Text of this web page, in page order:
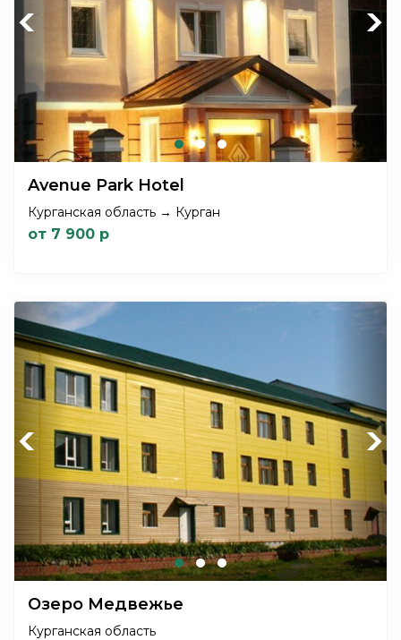
Previous Next
Avenue Park Hotel
Курганская область → Курган
от 7 900 р
Previous Next
Озеро Медвежье
Курганская область